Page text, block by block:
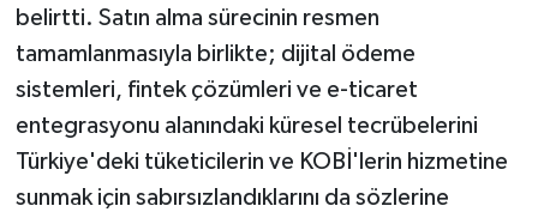
belirtti. Satın alma sürecinin resmen
tamamlanmasıyla birlikte; dijital ödeme
sistemleri, fintek çözümleri ve e-ticaret
entegrasyonu alanındaki küresel tecrübelerini
Türkiye'deki tüketicilerin ve KOBİ'lerin hizmetine
sunmak için sabırsızlandıklarını da sözlerine